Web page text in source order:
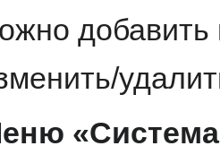
добавить